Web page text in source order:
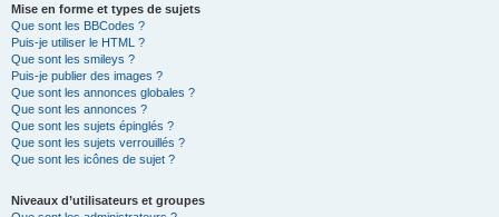
Mise en forme et types de sujets
Que sont les BBCodes ?
Puis-je utiliser le HTML ?
Que sont les smileys ?
Puis-je publier des images ?
Que sont les annonces globales ?
Que sont les annonces ?
Que sont les sujets épinglés ?
Que sont les sujets verrouillés ?
Que sont les icônes de sujet ?
Niveaux d’utilisateurs et groupes